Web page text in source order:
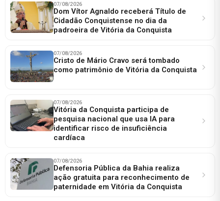
07/08/2026
Dom Vítor Agnaldo receberá Título de
Cidadão Conquistense no dia da
padroeira de Vitória da Conquista
07/08/2026
Cristo de Mário Cravo será tombado
como patrimônio de Vitória da Conquista
07/08/2026
Vitória da Conquista participa de
pesquisa nacional que usa IA para
identificar risco de insuficiência
cardíaca
07/08/2026
Defensoria Pública da Bahia realiza
ação gratuita para reconhecimento de
paternidade em Vitória da Conquista